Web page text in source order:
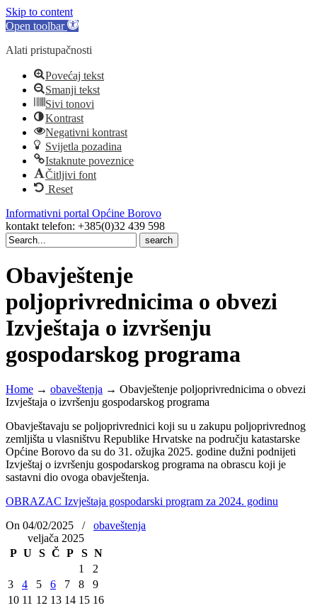
Skip to content
Open toolbar
Alati pristupačnosti
Povećaj tekst
Smanji tekst
Sivi tonovi
Kontrast
Negativni kontrast
Svijetla pozadina
Istaknute poveznice
Čitljivi font
Reset
Informativni portal Općine Borovo
kontakt telefon: +385(0)32 439 598
Search
for:
Obavještenje
poljoprivrednicima o obvezi
Izvještaja o izvršenju
gospodarskog programa
Home → obaveštenja → Obavještenje poljoprivrednicima o obvezi
Izvještaja o izvršenju gospodarskog programa
Obavještavaju se poljoprivrednici koji su u zakupu poljoprivrednog
zemljišta u vlasništvu Republike Hrvatske na području katastarske
Općine Borovo da su do 31. ožujka 2025. godine dužni podnijeti
Izvještaj o izvršenju gospodarskog programa na obrascu koji je
sastavni dio ovoga obavještenja.
OBRAZAC Izvještaja gospodarski program za 2024. godinu
On 04/02/2025
/
obaveštenja
veljača 2025
P U S Č P S N
1
2
3
4 5 6 7 8
9
10 11 12 13 14 15 16